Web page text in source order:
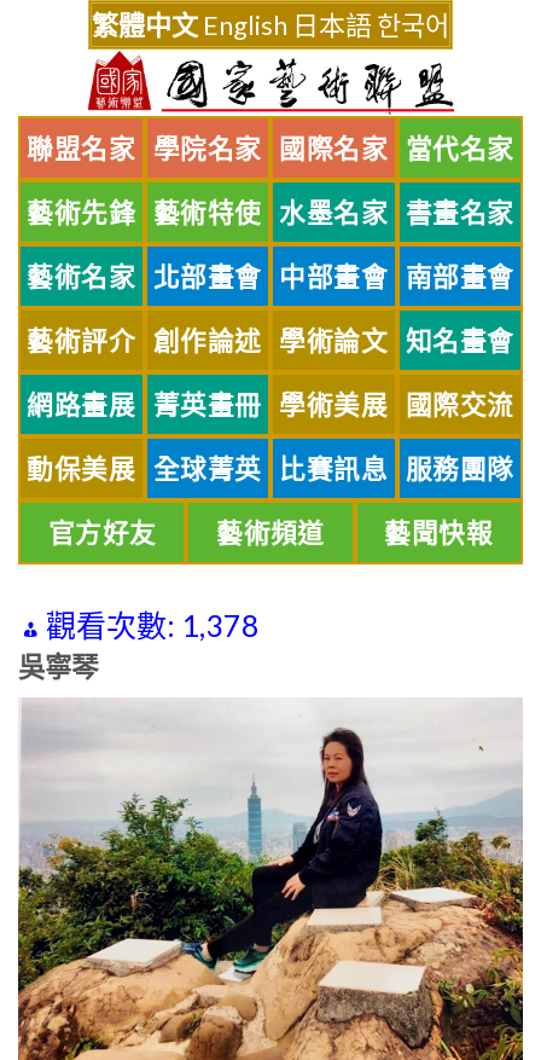
繁體中文 English 日本語한국어
聯盟名家 學院名家 國際名家 當代名家
藝術先鋒 藝術特使 水墨名家 書畫名家
藝術名家 北部畫會 中部畫會 南部畫會
藝術評介 創作論述 學術論文 知名畫會
網路畫展 菁英畫冊 學術美展 國際交流
動保美展 全球菁英 比賽訊息 服務團隊
官方好友 藝術頻道 藝聞快報
觀看次數: 1,378
吳寧琴